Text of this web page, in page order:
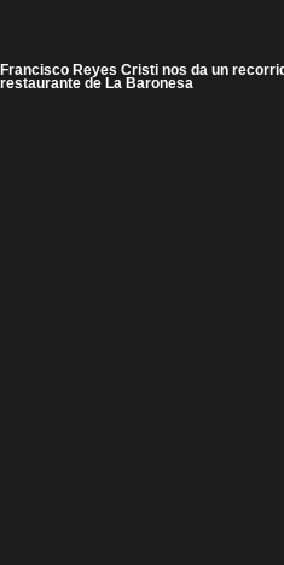
Francisco Reyes Cristi nos da un
restaurante de La Baronesa